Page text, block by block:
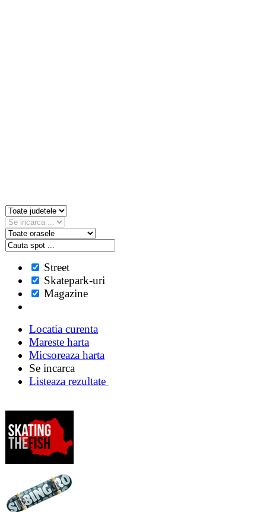
Street
Skatepark-uri
Magazine
Locatia curenta
Mareste harta
Micsoreaza harta
Se incarca
Listeaza rezultate